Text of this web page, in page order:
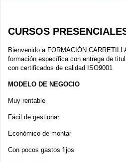
CURSOS
Bienvenido a FORMACIÓN
formación específica con entrega de
con certificados de calidad ISO9001
MODELO DE NEGOCIO
Muy rentable
Fácil de gestionar
Económico de montar
Con pocos gastos fijos